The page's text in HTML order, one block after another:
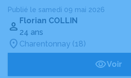
Publié le samedi 09 mai 2026
Florian COLLIN
24 ans
Charentonnay (18)
Voir